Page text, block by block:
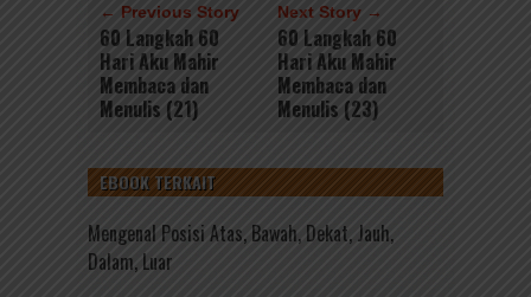
← Previous Story
60 Langkah 60
Hari Aku Mahir
Membaca dan
Menulis (21)
Next Story →
60 Langkah 60
Hari Aku Mahir
Membaca dan
Menulis (23)
EBOOK TERKAIT
Mengenal Posisi Atas, Bawah, Dekat, Jauh,
Dalam, Luar